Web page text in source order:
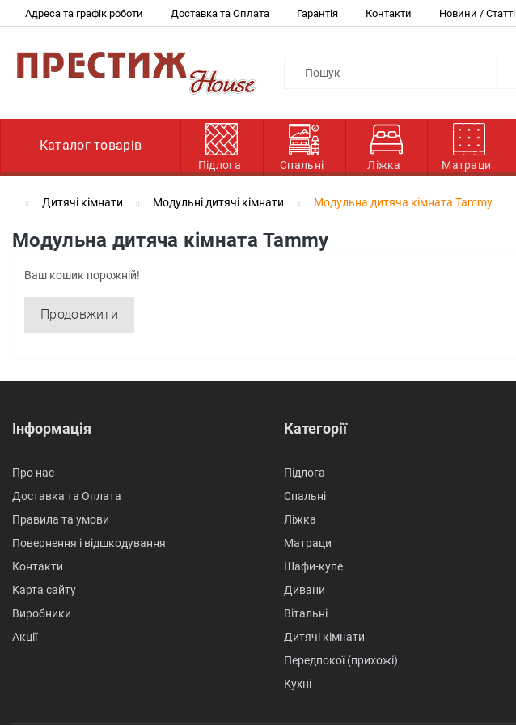
Адреса та графік роботи Доставка та Оплата Гарантія Контакти Новини / Статті
Каталог товарів
Підлога Спальні Ліжка Матраци
Дитячі кімнати
Модульні дитячі кімнати Модульна дитяча кімната Tammy
Модульна дитяча кімната Tammy
Ваш кошик порожній!
Продовжити
Інформація
Про нас
Доставка та Оплата
Правила та умови
Повернення і відшкодування
Контакти
Карта сайту
Виробники
Акції
Категорії
Підлога
Спальні
Ліжка
Матраци
Шафи-купе
Дивани
Вітальні
Дитячі кімнати
Передпокої (прихожі)
Кухні